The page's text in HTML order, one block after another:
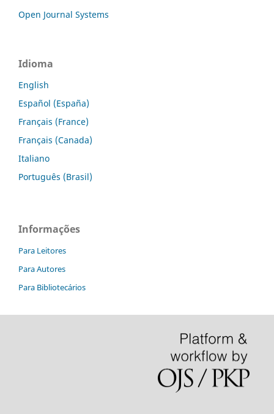
Open Journal Systems
Idioma
English
Español (España)
Français (France)
Français (Canada)
Italiano
Português (Brasil)
Informações
Para Leitores
Para Autores
Para Bibliotecários